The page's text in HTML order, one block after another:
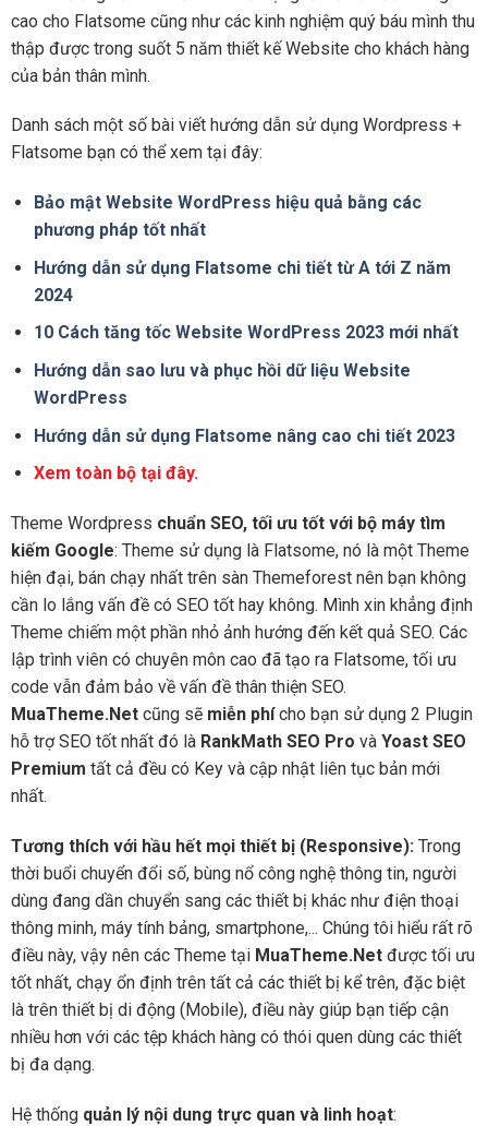
cao cho Flatsome cũng như các kinh nghiệm quý báu mình thu
thập được trong suốt 5 năm thiết kế Website cho khách hàng
của bản thân mình.
Danh sách một số bài viết hướng dẫn sử dụng Wordpress +
Flatsome bạn có thể xem tại đây:
Bảo mật Website WordPress hiệu quả bằng các
phương pháp tốt nhất
Hướng dẫn sử dụng Flatsome chi tiết từ A tới Z năm
2024
10 Cách tăng tốc Website WordPress 2023 mới nhất
Hướng dẫn sao lưu và phục hồi dữ liệu Website
WordPress
Hướng dẫn sử dụng Flatsome nâng cao chi tiết 2023
Xem toàn bộ tại đây.
Theme Wordpress chuẩn SEO, tối ưu tốt với bộ máy tìm
kiếm Google: Theme sử dụng là Flatsome, nó là một Theme
hiện đại, bán chạy nhất trên sàn Themeforest nên bạn không
cần lo lắng vấn đề có SEO tốt hay không. Mình xin khẳng định
Theme chiếm một phần nhỏ ảnh hướng đến kết quả SEO. Các
lập trình viên có chuyên môn cao đã tạo ra Flatsome, tối ưu
code vẫn đảm bảo về vấn đề thân thiện SEO.
MuaTheme.Net cũng sẽ miễn phícho bạn sử dụng 2 Plugin
hỗ trợ SEO tốt nhất đó là RankMath SEO Pro và Yoast SEO
Premium tất cả đều có Key và cập nhật liên tục bản mới
nhất.
Tương thích với hầu hết mọi thiết bị (Responsive): Trong
thời buổi chuyển đổi số, bùng nổ công nghệ thông tin, người
dùng đang dần chuyển sang các thiết bị khác như điện thoại
thông minh, máy tính bảng, smartphone,... Chúng tôi hiểu rất rõ
điều này, vậy nên các Theme tại MuaTheme.Net được tối ưu
tốt nhất, chạy ổn định trên tất cả các thiết bị kể trên, đặc biệt
là trên thiết bị di động (Mobile), điều này giúp bạn tiếp cận
nhiều hơn với các tệp khách hàng có thói quen dùng các thiết
bị đa dạng.
Hệ thống quản lý nội dung trực quan và linh hoạt: